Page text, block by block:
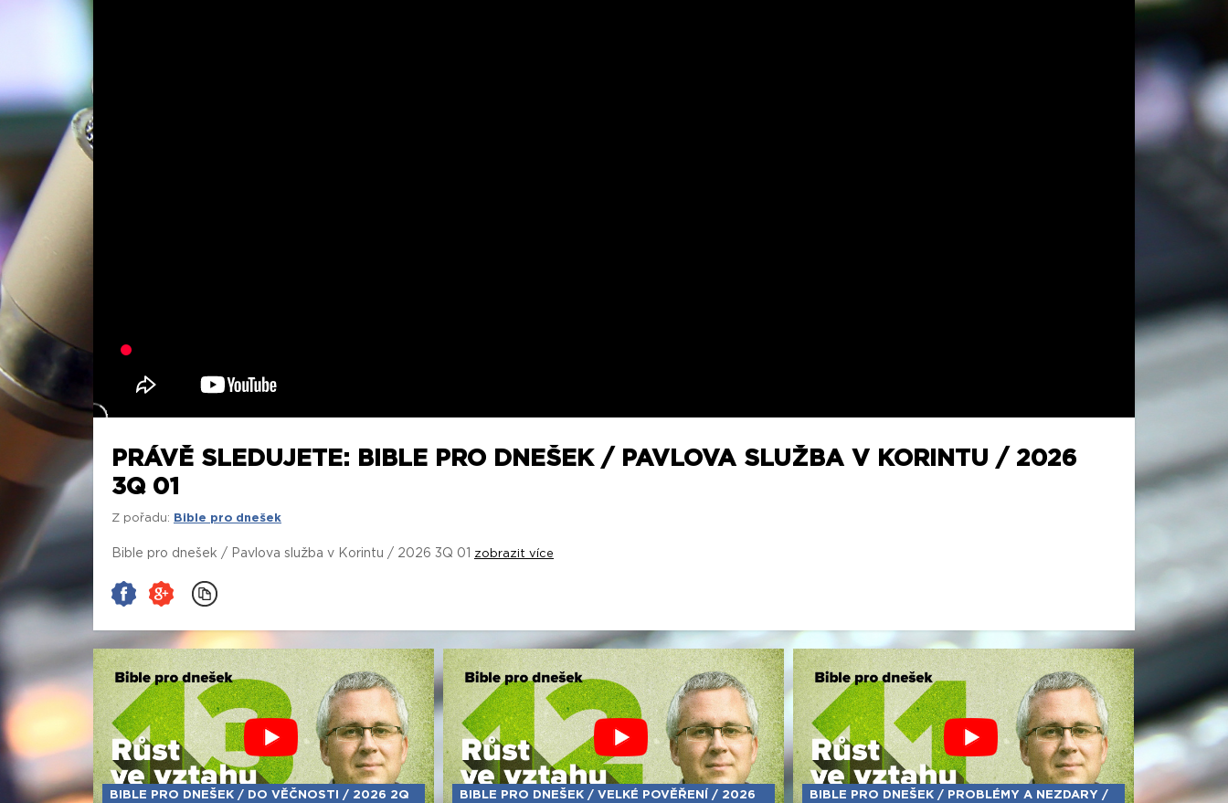
PRÁVĚ SLEDUJETE: BIBLE PRO DNEŠEK / PAVLOVA SLUŽBA V KORINTU / 2026
3Q 01
Z pořadu: Bible pro dnešek
Bible pro dnešek / Pavlova služba v Korintu / 2026 3Q 01 zobrazit více
BIBLE PRO DNEŠEK / DO VĚČNOSTI / 2026 2Q
BIBLE PRO DNEŠEK / VELKÉ POVĚŘENÍ / 2026
BIBLE PRO DNEŠEK / PROBLÉMY A NEZDARY /